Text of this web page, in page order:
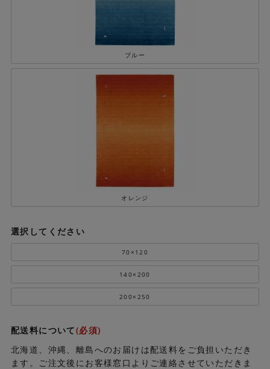
ブルー
オレンジ
選択してください
70×120
140×200
200×250
配送料について(必須)
北海道、沖縄、離島へのお届けは配送料をご負担いただき
ます。ご注文後にお客様窓口よりご連絡させていただきま